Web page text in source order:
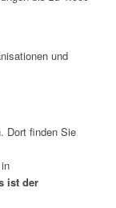
und
Dort finden Sie
ist der